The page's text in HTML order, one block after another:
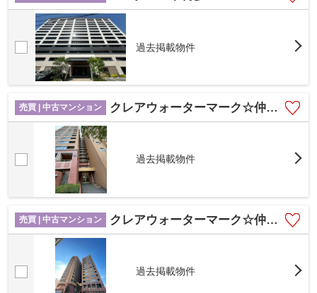
過去掲載物件
売買 | 中古マンション クレアウォーターマーク☆仲介手数料無料☆
過去掲載物件
売買 | 中古マンション クレアウォーターマーク☆仲介手数料無料☆
過去掲載物件